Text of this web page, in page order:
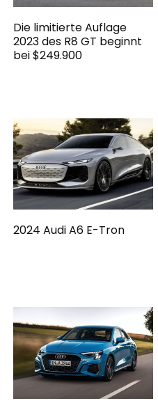
Die limitierte Auflage
2023 des R8 GT beginnt
bei $249.900
2024 Audi A6 E-Tron